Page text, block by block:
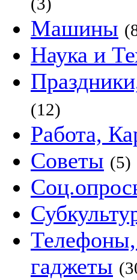
Машины
Наука и
(12)
Работа,
Советы (5)
гаджеты